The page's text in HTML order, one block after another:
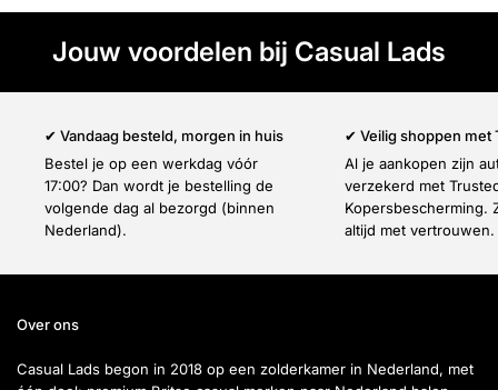
Jouw voordelen bij Casual Lads
✔ Vandaag besteld, morgen in huis
Bestel je op een werkdag vóór
17:00? Dan wordt je bestelling de
volgende dag al bezorgd (binnen
Nederland).
✔ Veilig shoppen met
Al je aankopen zijn
verzekerd met
Kopersbescherming.
altijd met vertrouwen.
Over ons
Casual Lads begon in 2018 op een zolderkamer in Nederland, met